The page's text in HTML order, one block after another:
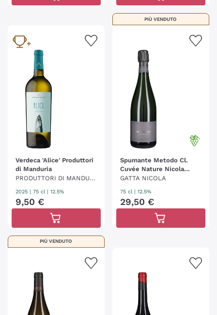
Verdeca 'Alice' Produttori
di Manduria
PRODUTTORI DI MANDURI
2025 | 75 cl | 12.5%
9,50 €
PIÙ VENDUTO
Spumante Metodo Cl.
Cuvée Nature Nicola
Gatta
GATTA NICOLA
75 cl | 12.5%
29,50 €
PIÙ VENDUTO